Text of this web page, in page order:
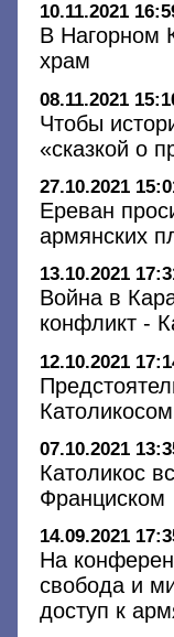
10.11.2021
В Нагорном
храм
08.11.2021
Чтобы
«сказкой о
27.10.2021
Ереван
армянских
13.10.2021
Война в
конфликт -
12.10.2021
07.10.2021
Католикос
Франциском
14.09.2021
На
свобода и
доступ к